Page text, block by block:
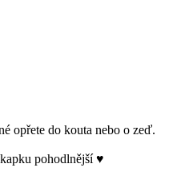
opřete do kouta nebo o zeď.
pohodlnější ♥